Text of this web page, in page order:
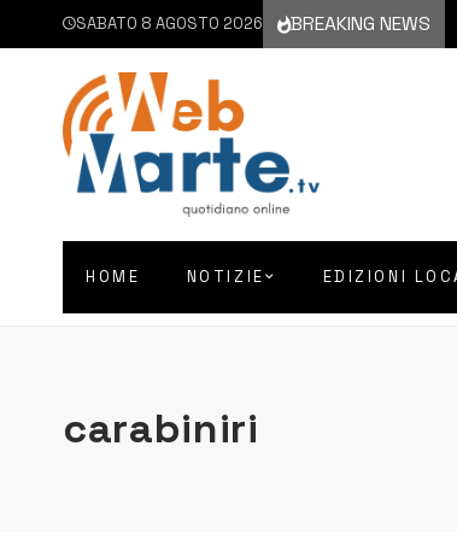
SABATO 8 AGOSTO 2026 BREAKING NEWS
8 AGOSTO 2026 AUGUSTA
HOME NOTIZIE EDIZIONI
carabiniri